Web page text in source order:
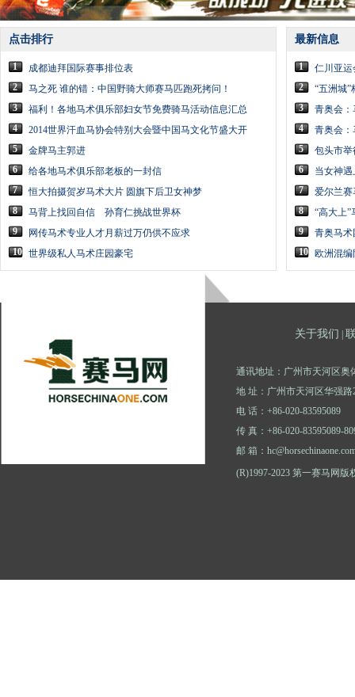
点击排行
1
成都迪拜国际赛事排位表
2
马之死 谁的错：中国野骑大师赛马匹跑死拷问！
3
福利！各地马术俱乐部妇女节免费骑马活动信息汇总
4
2014世界汗血马协会特别大会暨中国马文化节盛大开
5
金牌马主郭进
6
给各地马术俱乐部老板的一封信
7
恒大拍摄贺岁马术大片 圆旗下后卫女神梦
8
马背上找回自信 孙育仁挑战世界杯
9
网传马术专业人才月薪过万仍供不应求
10 世界级私人马术庄园豪宅
最新信息
1
仁川亚
2
“五洲城”
3
青奥会：
4
青奥会：
5
包头市举
6
当女神
7
爱尔兰赛
8
“高大上”
9
青奥马术
10
欧洲混
关于我们
通讯地址：广州市天河区奥
地 址：广州市天河区华强路
电 话：+86-020-83595089
传 真：+86-020-83595089-
邮 箱：
(R)1997-2023 第一赛马网版